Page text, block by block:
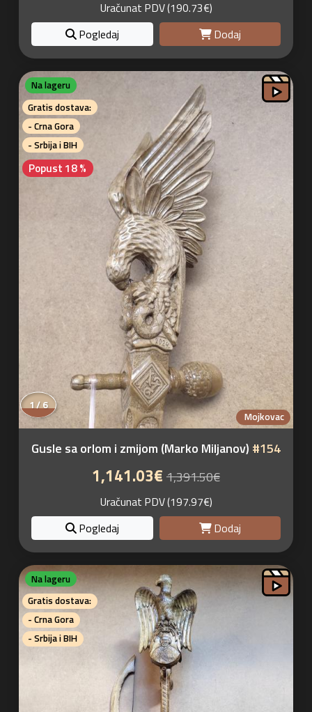
Uračunat PDV (190.73€)
Pogledaj
Dodaj
Na lageru
Gratis dostava:
- Crna Gora
- Srbija i BIH
Popust 18 %
Mojkovac
1 / 6
Gusle sa orlom i zmijom (Marko Miljanov) #154
1,141.03€ 1,391.50€
Uračunat PDV (197.97€)
Pogledaj
Dodaj
Na lageru
Gratis dostava:
- Crna Gora
- Srbija i BIH